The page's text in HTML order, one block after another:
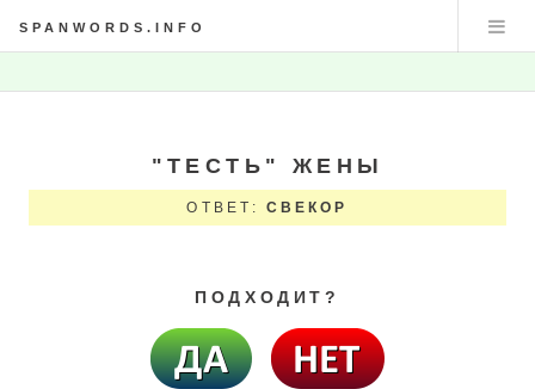
SPANWORDS.INFO
"ТЕСТЬ" ЖЕНЫ
ОТВЕТ:СВЕКОР
ПОДХОДИТ?